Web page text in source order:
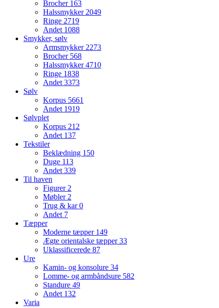
Brocher 163
Halssmykker 2049
Ringe 2719
Andet 1088
Smykker, sølv
Armsmykker 2273
Brocher 568
Halssmykker4710
Ringe 1838
Andet 3373
Sølv
Korpus 5661
Andet 1919
Sølvplet
Korpus 212
Andet 137
Tekstiler
Beklædning 150
Duge 113
Andet 339
Til haven
Figurer 2
Møbler 2
Trug & kar0
Andet 7
Tæpper
Moderne tæpper 149
Ægte orientalske tæpper33
Uklassificerede 87
Ure
Kamin- og konsolure 34
Lomme- og armbåndsure 582
Standure 49
Andet 132
Varia